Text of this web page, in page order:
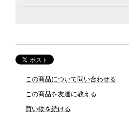
この商品について問い合わせる
この商品を友達に教える
買い物を続ける